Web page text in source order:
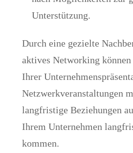
Unterstützung.
Durch eine gezielte
aktives Networking
Ihrer
Netzwerkveranstaltungen
langfristige Beziehungen
Ihrem Unternehmen
kommen.